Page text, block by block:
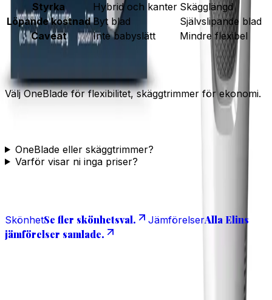
Styrka
Hybrid och kanter Skägglängd
Löpande kostnad Byt blad
Självslipande blad
Caveat
Inte babyslätt Mindre flexibel
Elins korta dom
Välj OneBlade för flexibilitet, skäggtrimmer för ekonomi.
OneBlade eller skäggtrimmer?
Varför visar ni inga priser?
SkönhetSe fler skönhetsval. JämförelserAlla Elins
jämförelser samlade.
reklamlänkar till Amazon. Recensioner från besökare